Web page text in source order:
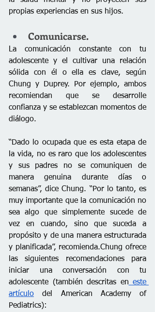
propias experiencias en sus hijos.
Comunicarse.
La comunicación constante con tu
adolescente y el cultivar una relación
sólida con él o ella es clave, según
Chung y Duprey. Por ejemplo, ambos
recomiendan que se desarrolle
confianza y se establezcan momentos de
diálogo.
“Dado lo ocupada que es esta etapa de
la vida, no es raro que los adolescentes
y sus padres no se comuniquen de
manera genuina durante días o
semanas”, dice Chung. “Por lo tanto, es
muy importante que la comunicación no
sea algo que simplemente sucede de
vez en cuando, sino que suceda a
propósito y de una manera estructurada
y planificada”, recomienda.Chung ofrece
las siguientes recomendaciones para
iniciar una conversación con tu
adolescente (también descritas en este
artículo del American Academy of
Pediatrics):